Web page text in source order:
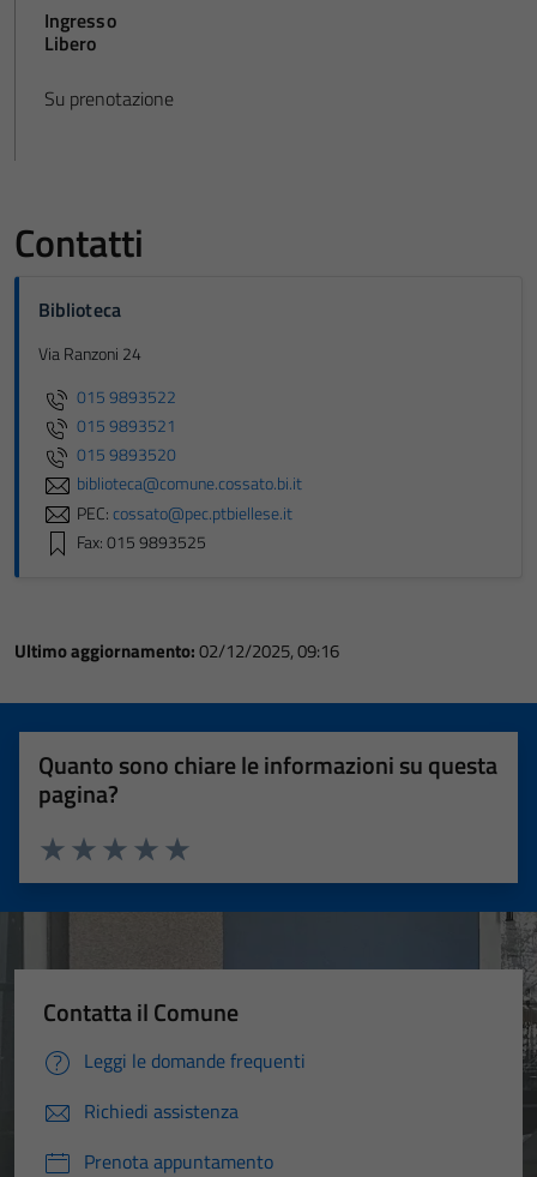
Ingresso
Libero
Su prenotazione
Contatti
Biblioteca
Via Ranzoni 24
015 9893522
015 9893521
015 9893520
biblioteca@comune.cossato.bi.it
PEC:cossato@pec.ptbiellese.it
Fax: 015 9893525
Ultimo aggiornamento:02/12/2025, 09:16
Quanto sono chiare le informazioni su questa
pagina?
Valuta 5 stelle su 5
Valuta 4 stelle su 5
Valuta 3 stelle su 5
Valuta 2 stelle su 5
Valuta 1 stelle su 5
Contatta il Comune
Leggi le domande frequenti
Richiedi assistenza
Prenota appuntamento